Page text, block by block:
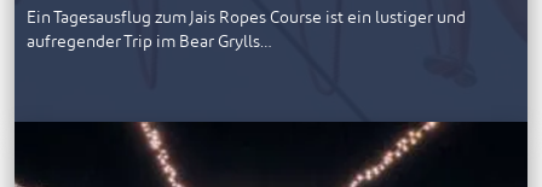
Ein Tagesausflug zum Jais Ropes Course ist ein lustiger und
aufregender Trip im Bear Grylls…